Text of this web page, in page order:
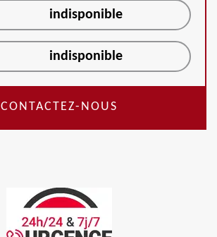
indisponible
indisponible
CONTACTEZ-NOUS